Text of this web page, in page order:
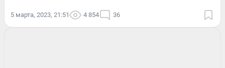
5 марта, 2023, 21:51 4 854 36